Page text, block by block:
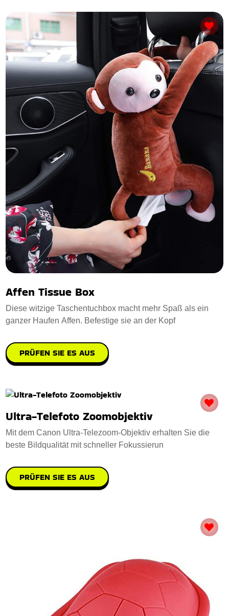
Affen Tissue Box
Diese witzige Taschentuchbox macht mehr Spaß als ein
ganzer Haufen Affen. Befestige sie an der Kopf
PRÜFEN SIE ES AUS
Ultra-Telefoto Zoomobjektiv
Mit dem Canon Ultra-Telezoom-Objektiv erhalten Sie die
beste Bildqualität mit schneller Fokussierun
PRÜFEN SIE ES AUS